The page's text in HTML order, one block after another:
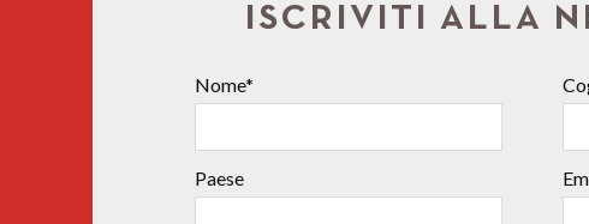
ISCRIVITI ALLA
Nome*
Paese